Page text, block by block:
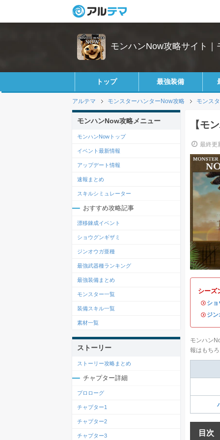
モンハンNow攻略サイト｜
トップ 最強装備
アルテマ モンスターハンターNow攻略 モンス
【モ
最終更
シーズ
・ シ
・ ジ
モンハン
報はもち
目次
モンハンNow攻略メニュー
モンハンNowトップ
イベント最新情報
アップデート情報
速報まとめ
スキルシミュレーター
おすすめ攻略記事
漂移錬成イベント
ショウグンギザミ
ジンオウガ亜種
最強武器種ランキング
最強装備まとめ
モンスター一覧
装備スキル一覧
素材一覧
ストーリー
ストーリー攻略まとめ
チャプター詳細
プロローグ
チャプター1
チャプター2
チャプター3